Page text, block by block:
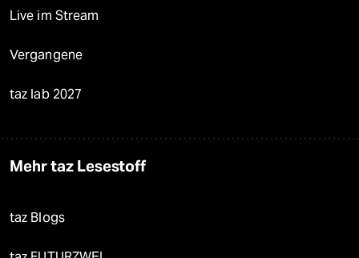
Live im Stream
Vergangene
taz lab 2027
Mehr taz Lesestoff
taz Blogs